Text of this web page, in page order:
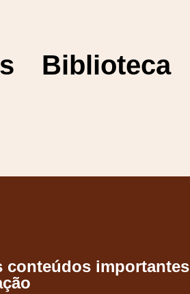
Biblioteca
conteúdos importantes